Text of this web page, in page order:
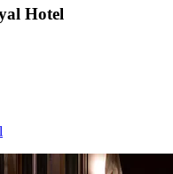
Hotel